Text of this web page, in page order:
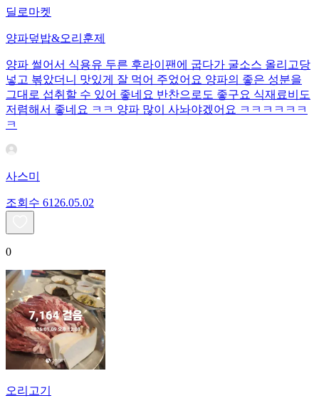
딜로마켓
양파덮밥&오리훈제
양파 썰어서 식용유 두른 후라이팬에 굽다가 굴소스 올리고당
넣고 볶았더니 맛있게 잘 먹어 주었어요 양파의 좋은 성분을
그대로 섭취할 수 있어 좋네요 반찬으로도 좋구요 식재료비도
저렴해서 좋네요 ㅋㅋ 양파 많이 사놔야겠어요 ㅋㅋㅋㅋㅋㅋ
ㅋ
사스미
조회수 61 26.05.02
0
오리고기